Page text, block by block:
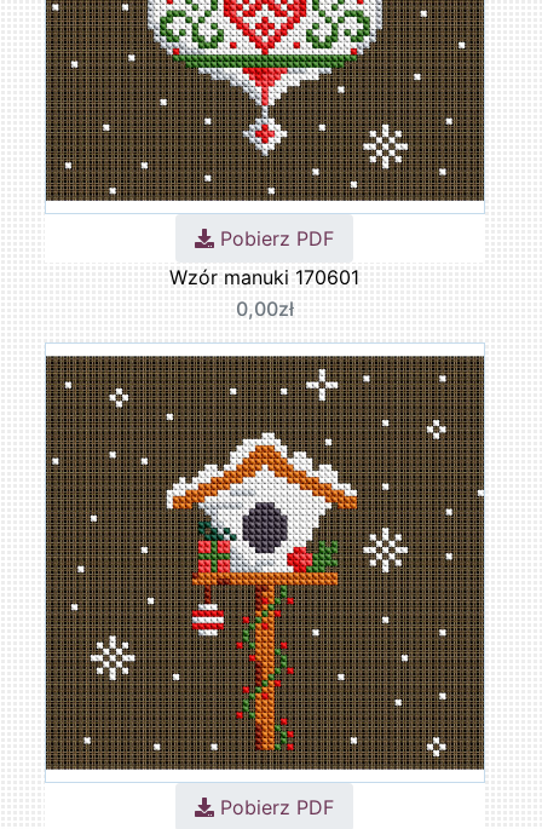
Pobierz PDF
Wzór manuki 170601
0,00zł
Pobierz PDF